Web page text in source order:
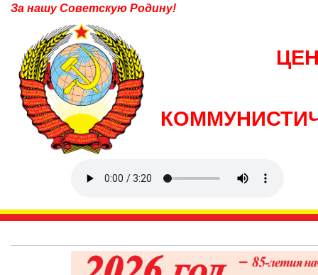
За нашу Советскую Родину!